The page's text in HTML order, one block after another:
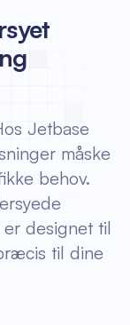
Jetbase
måske
behov.
designet til
til dine